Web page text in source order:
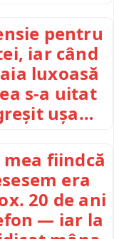
pentru
iar când
luxoasă
s-a uitat
ușa…
fiindcă
era
20 de ani
— iar la